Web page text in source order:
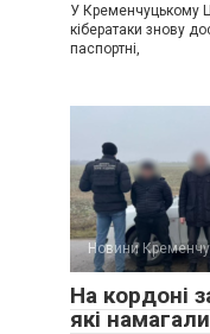
У Кременчуцькому
кібератаки знову
паспортні,
Новини
На кордоні
які